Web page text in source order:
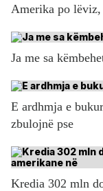
Amerika po
Ja me sa
E ardhmja e
zbulojnë pse
Kredia 302 mln